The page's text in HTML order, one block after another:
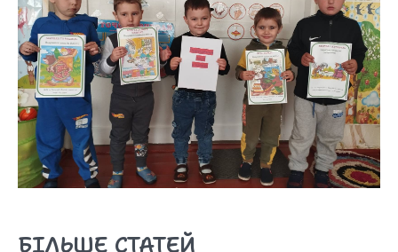
БІЛЬШЕ СТАТЕЙ